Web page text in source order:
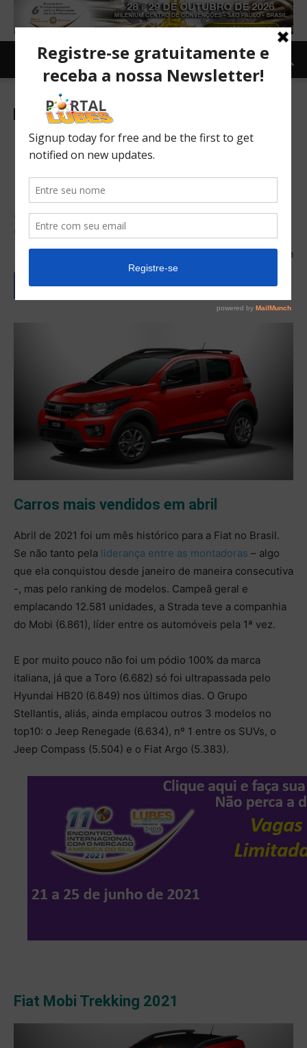
Carro e Moto Carro Notícias
Carros mais vendidos em
abril: Mobi lidera pela 1ª vez
no Brasil
No geral, a Strada ficou na liderança; Onix aparece apenas
em 7º
173
Carros mais vendidos em abril
Abril de 2021 foi um mês histórico para a Fiat no Brasil.
Se não tanto pela liderança entre as montadoras – algo
que ela conquistou desde janeiro de maneira consecutiva
-, mas pelo ranking de modelos. Campeã geral e
emplacando 12.581 unidades, a Strada teve a companhia
do Mobi (6.861), líder entre os automóveis pela 1ª vez.
E por muito pouco não foi um pódio 100% da marca
italiana, já que a Toro (6.682) só foi ultrapassada pelo
Hyundai HB20 (6.849) nos últimos dias. O Grupo
Stellantis, aliás, ainda emplacou outros 3 modelos no
top10: o Jeep Renegade (6.634), nº 1 entre os SUVs, o
Jeep Compass (5.504) e o Fiat Argo (5.383).
Fiat Mobi Trekking 2021